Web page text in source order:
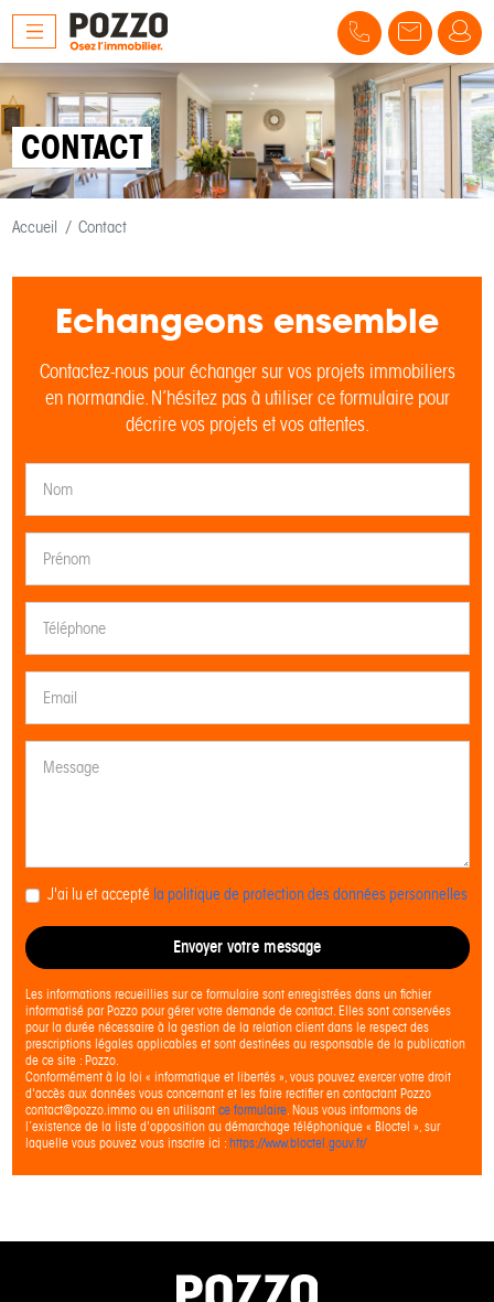
CONTACT
Accueil Contact
Echangeons ensemble
Contactez-nous pour échanger sur vos projets immobiliers
en normandie. N’hésitez pas à utiliser ce formulaire pour
décrire vos projets et vos attentes.
J'ai lu et accepté la politique de protection des données personnelles
Envoyer votre message
Les informations recueillies sur ce formulaire sont enregistrées dans un fichier
informatisé par Pozzo pour gérer votre demande de contact. Elles sont conservées
pour la durée nécessaire à la gestion de la relation client dans le respect des
prescriptions légales applicables et sont destinées au responsable de la publication
de ce site : Pozzo.
Conformément à la loi « informatique et libertés », vous pouvez exercer votre droit
d'accès aux données vous concernant et les faire rectifier en contactant Pozzo
contact@pozzo.immo ou en utilisant ce formulaire. Nous vous informons de
l’existence de la liste d'opposition au démarchage téléphonique « Bloctel », sur
laquelle vous pouvez vous inscrire ici : https://www.bloctel.gouv.fr/